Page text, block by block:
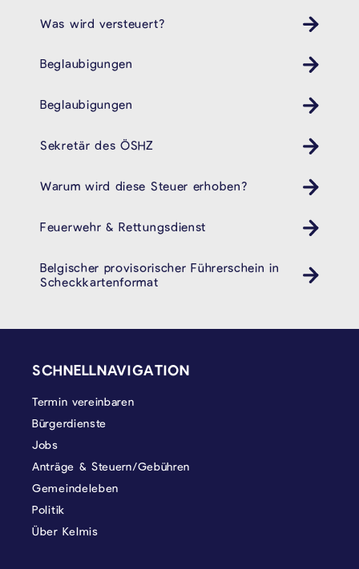
Was wird versteuert?
Beglaubigungen
Beglaubigungen
Sekretär des ÖSHZ
Warum wird diese Steuer erhoben?
Feuerwehr & Rettungsdienst
Belgischer provisorischer Führerschein in
Scheckkartenformat
Auto
SCHNELLNAVIGATION
Termin vereinbaren
Bürgerdienste
Jobs
Anträge & Steuern/Gebühren
Gemeindeleben
Politik
Über Kelmis